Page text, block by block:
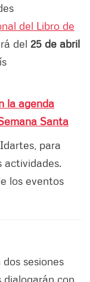
del Libro de
del 25 de abril
la agenda
Santa
para
actividades.
los eventos
sesiones
dialogarán con